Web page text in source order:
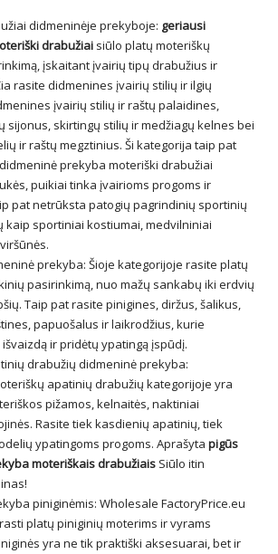
didmeninėje prekyboje: geriausi
drabužiai siūlo platų moteriškų
įskaitant įvairių tipų drabužius ir
rasite didmenines įvairių stilių ir ilgių
įvairių stilių ir raštų palaidines,
sijonus, skirtingų stilių ir medžiagų kelnes bei
ir raštų megztinius. Ši kategorija taip pat
didmeninė prekyba moteriški drabužiai
puikiai tinka įvairioms progoms ir
pat netrūksta patogių pagrindinių sportinių
kaip sportiniai kostiumai, medvilniniai
prekyba: Šioje kategorijoje rasite platų
pasirinkimą, nuo mažų sankabų iki erdvių
Taip pat rasite pinigines, diržus, šalikus,
papuošalus ir laikrodžius, kurie
ir pridėtų ypatingą įspūdį.
drabužių didmeninė prekyba:
apatinių drabužių kategorijoje yra
pižamos, kelnaitės, naktiniai
Rasite tiek kasdienių apatinių, tiek
ypatingoms progoms. Aprašyta pigūs
moteriškais drabužiais Siūlo itin
piniginėmis: Wholesale FactoryPrice.eu
platų piniginių moterims ir vyrams
yra ne tik praktiški aksesuarai, bet ir